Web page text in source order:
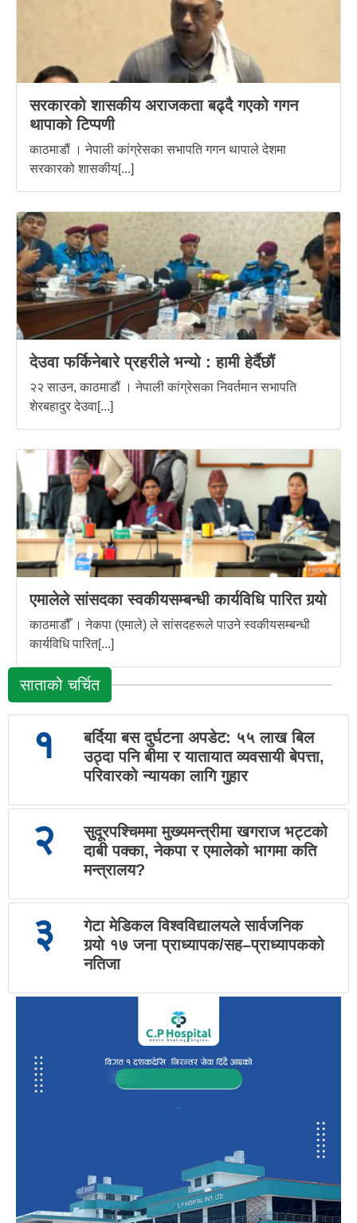
सरकारको शासकीय अराजकता बढ्दै गएको गगन
थापाको टिप्पणी
काठमाडौं । नेपाली कांग्रेसका सभापति गगन थापाले देशमा
सरकारको शासकीय[...]
देउवा फर्किनेबारे प्रहरीले भन्यो : हामी हेर्दैछौं
२२ साउन, काठमाडौं । नेपाली कांग्रेसका निवर्तमान सभापति
शेरबहादुर देउवा[...]
एमालेले सांसदका स्वकीयसम्बन्धी कार्यविधि पारित गर्‍यो
काठमाडौँ । नेकपा (एमाले) ले सांसदहरूले पाउने स्वकीयसम्बन्धी
कार्यविधि पारित[...]
साताको चर्चित
१
बर्दिया बस दुर्घटना अपडेट: ५५ लाख बिल
उठ्दा पनि बीमा र यातायात व्यवसायी बेपत्ता,
परिवारको न्यायका लागि गुहार
२
सुदूरपश्चिममा मुख्यमन्त्रीमा खगराज भट्टको
दाबी पक्का, नेकपा र एमालेको भागमा कति
मन्त्रालय?
३
गेटा मेडिकल विश्वविद्यालयले सार्वजनिक
गर्‍यो १७ जना प्राध्यापक/सह–प्राध्यापकको
नतिजा